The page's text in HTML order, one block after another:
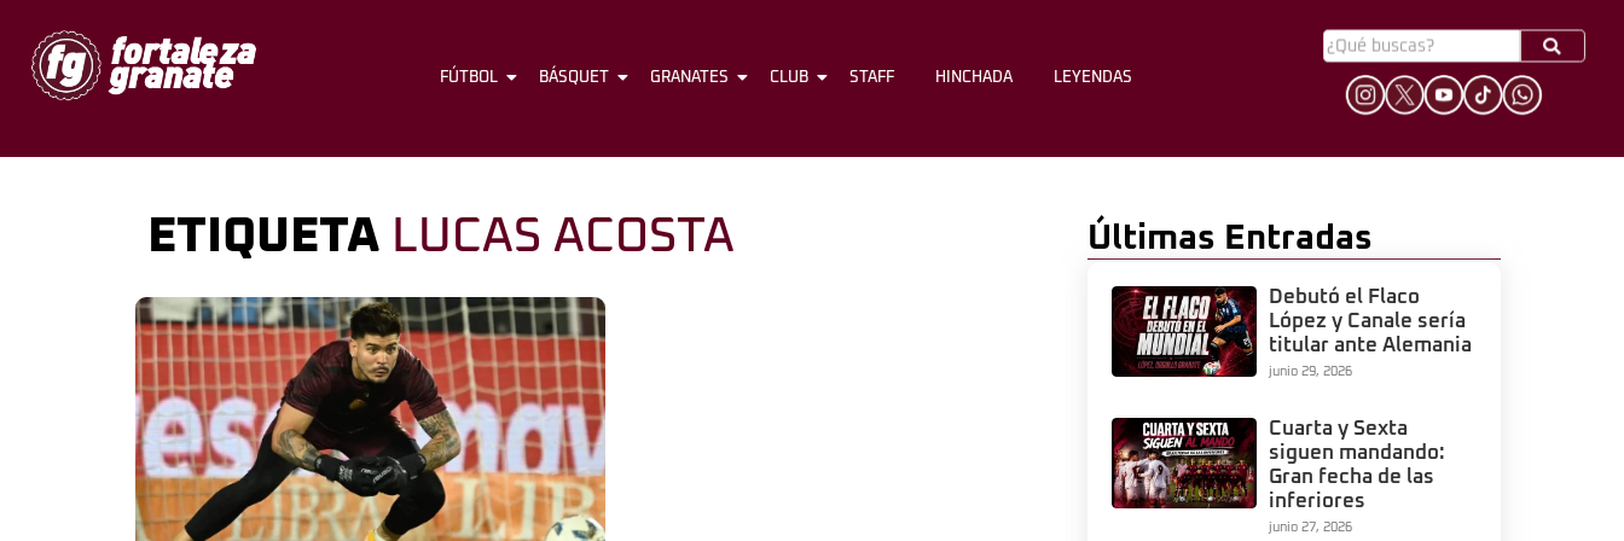
FÚTBOL BÁSQUET GRANATES CLUB STAFF HINCHADA
FÚTBOL BÁSQUET GRANATES CLUB STAFF HINCHADA LEYENDAS
ETIQUETA LUCAS ACOSTA Últimas Entradas
Debutó el Flaco
López y Canale sería
titular ante Alemania
junio 29, 2026
Cuarta y Sexta
siguen mandando:
Gran fecha de las
inferiores
junio 27, 2026